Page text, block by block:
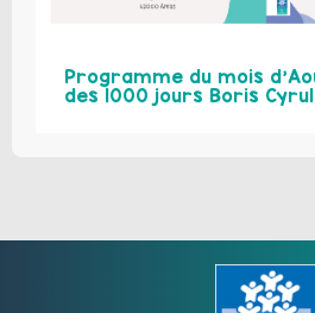
Programme du mois
des 1000 jours Boris